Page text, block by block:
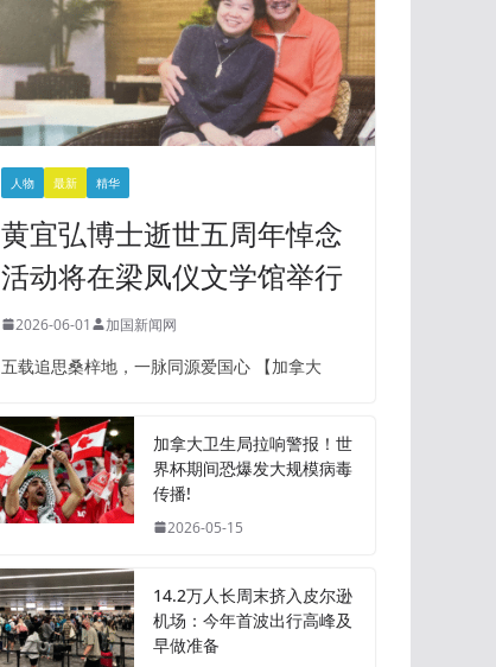
人物 最新 精华
黄宜弘博士逝世五周年悼念
活动将在梁凤仪文学馆举行
2026-06-01 加国新闻网
五载追思桑梓地，一脉同源爱国心 【加拿大
加拿大卫生局拉响警报！世
界杯期间恐爆发大规模病毒
传播!
2026-05-15
14.2万人长周末挤入皮尔逊
机场：今年首波出行高峰及
早做准备